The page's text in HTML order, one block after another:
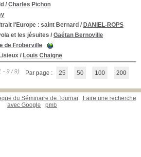
/ Charles Pichon
l'Europe : saint Bernard / DANIEL-ROPS
et les jésuites / Gaétan Bernoville
de Froberville
/ Louis Chaigne
- 9 / 9) Par page : 25 50 100 200
du Séminaire de Tournai
Faire une recherche
avec Google
pmb